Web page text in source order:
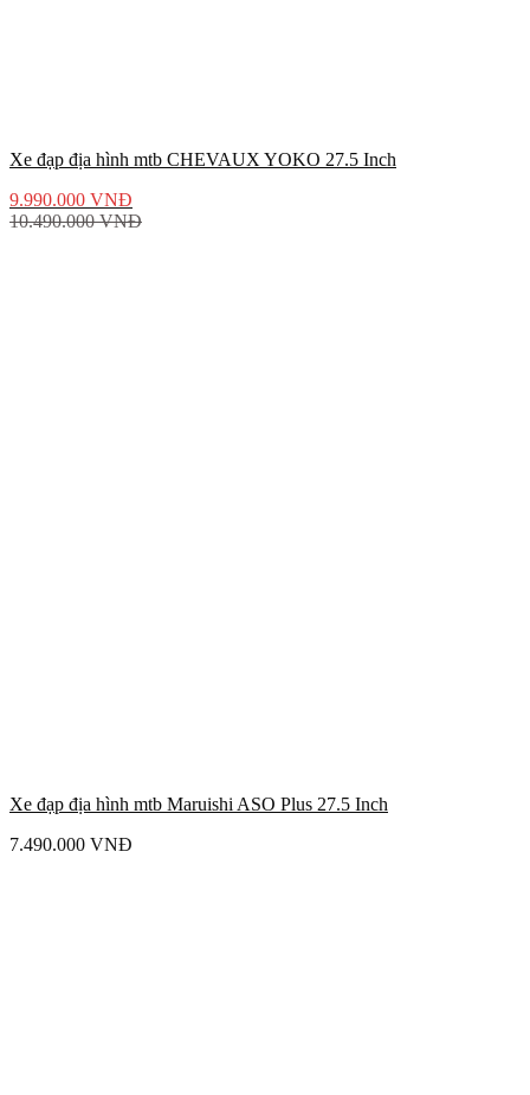
Xe đạp địa hình mtb CHEVAUX YOKO 27.5 Inch
9.990.000 VNĐ
10.490.000VNĐ
Xe đạp địa hình mtb Maruishi ASO Plus 27.5 Inch
7.490.000 VNĐ